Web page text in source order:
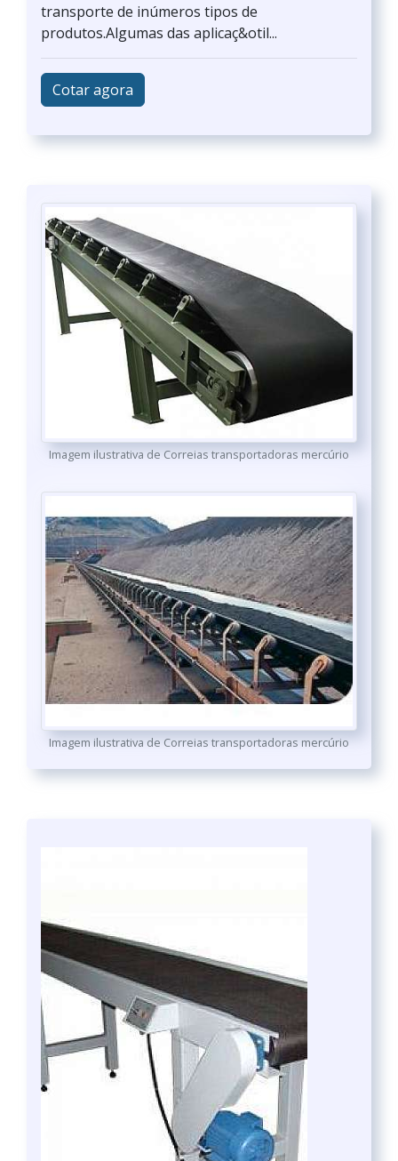
transporte de inúmeros tipos de
produtos.Algumas das aplicaç&otil...
Cotar agora
Imagem ilustrativa de Correias transportadoras mercúrio
Imagem ilustrativa de Correias transportadoras mercúrio